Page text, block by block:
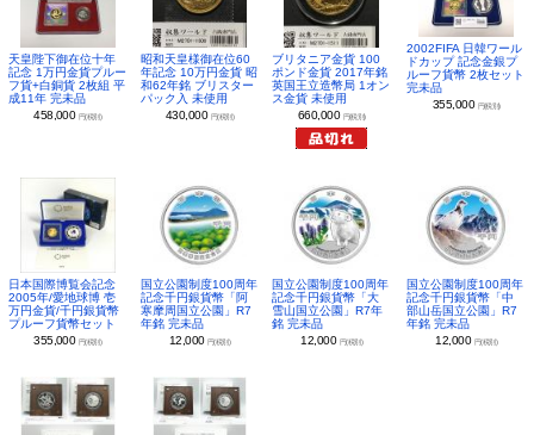
天皇陛下御在位十年
記念 1万円金貨プルー
フ貨+白銅貨 2枚組 平
成11年 完未品
458,000 円(税別)
昭和天皇様御在位60
年記念 10万円金貨 昭
和62年銘 ブリスター
パック入 未使用
430,000 円(税別)
ブリタニア金貨 100
ポンド金貨 2017年銘
英国王立造幣局 1オン
ス金貨 未使用
660,000 円(税別)
2002FIFA 日韓ワール
ドカップ 記念金銀プ
ルーフ貨幣 2枚セット
完未品
355,000 円(税別)
日本国際博覧会記念
2005年/愛地球博 壱
万円金貨/千円銀貨幣
プルーフ貨幣セット
355,000 円(税別)
国立公園制度100周年
記念千円銀貨幣「阿
寒摩周国立公園」R7
年銘 完未品
12,000 円(税別)
国立公園制度100周年
記念千円銀貨幣「大
雪山国立公園」R7年
銘 完未品
12,000 円(税別)
国立公園制度100周年
記念千円銀貨幣「中
部山岳国立公園」R7
年銘 完未品
12,000 円(税別)